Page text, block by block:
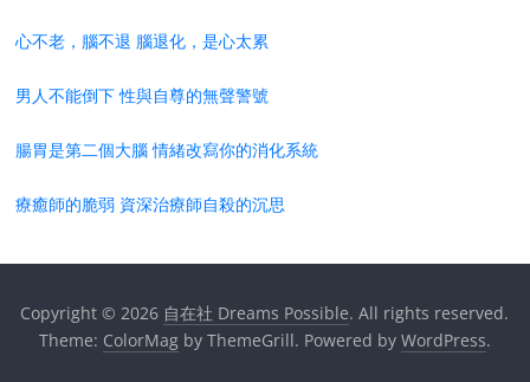
心不老，腦不退 腦退化，是心太累
男人不能倒下 性與自尊的無聲警號
腸胃是第二個大腦 情緒改寫你的消化系統
療癒師的脆弱 資深治療師自殺的沉思
Copyright © 2026 自在社 Dreams Possible. All rights reserved.
Theme: ColorMagby ThemeGrill. Powered by WordPress.